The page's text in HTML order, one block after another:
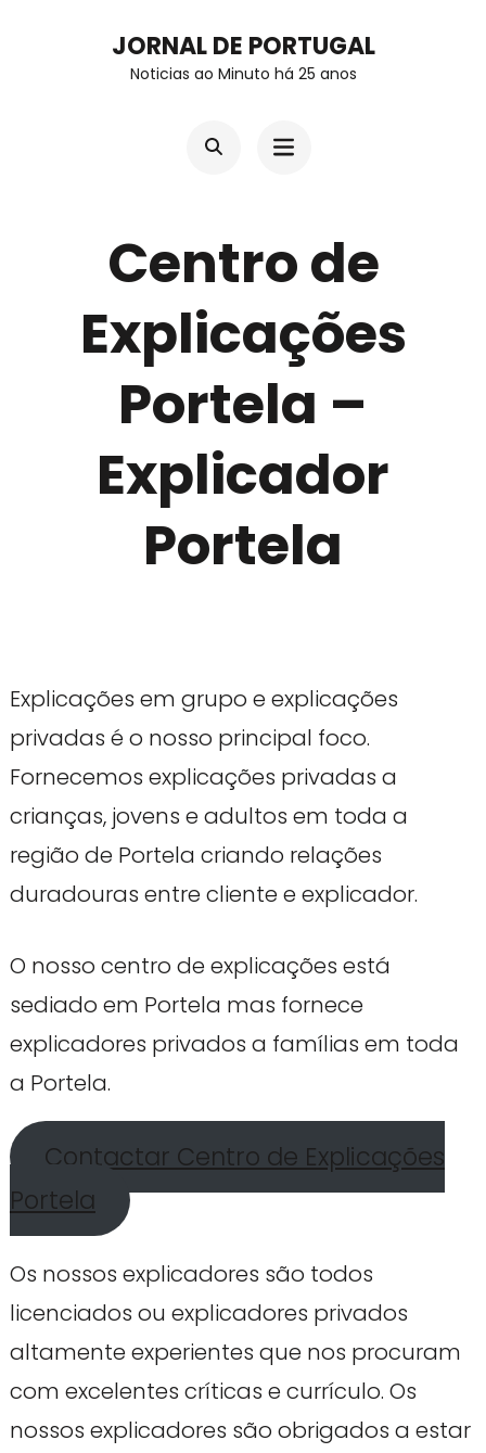
JORNAL DE PORTUGAL
Noticias ao Minuto há 25 anos
Centro de
Explicações
Portela –
Explicador
Portela
Explicações em grupo e explicações
privadas é o nosso principal foco.
Fornecemos explicações privadas a
crianças, jovens e adultos em toda a
região de Portela criando relações
duradouras entre cliente e explicador.
O nosso centro de explicações está
sediado em Portela mas fornece
explicadores privados a famílias em toda
a Portela.
Contactar Centro de Explicações
Portela
Os nossos explicadores são todos
licenciados ou explicadores privados
altamente experientes que nos procuram
com excelentes críticas e currículo. Os
nossos explicadores são obrigados a estar